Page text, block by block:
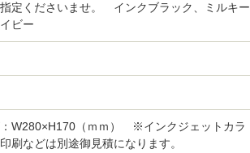
定くださいませ。 インクブラック、ミルキー
ビー
W280×H170（ｍｍ） ※インクジェットカラ
刷などは別途御見積になります。